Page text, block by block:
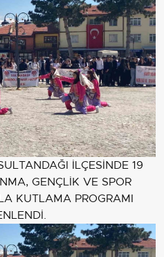
İLÇESİNDE 19
GENÇLİK VE SPOR
KUTLAMA PROGRAMI